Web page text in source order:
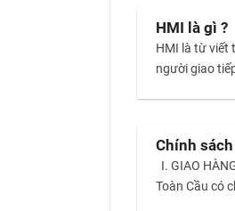
HMI là gì ?
HMI là từ viết
người giao
Chính
I. GIAO
Toàn Cầu có